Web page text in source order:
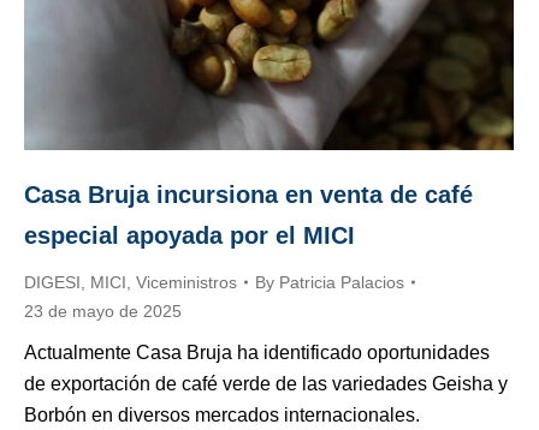
Casa Bruja incursiona en venta de café
especial apoyada por el MICI
DIGESI MICI Viceministros By Patricia Palacios
23 de mayo de 2025
Actualmente Casa Bruja ha identificado oportunidades
de exportación de café verde de las variedades Geisha y
Borbón en diversos mercados internacionales.